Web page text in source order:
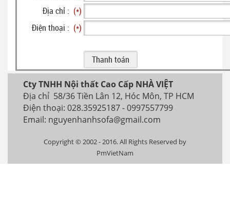
Địa chỉ : (*)
Điện thoại : (*)
Cty TNHH Nội thất Cao Cấp NHÀ VIỆT
Địa chỉ 58/36 Tiền Lân 12, Hóc Môn, TP HCM
Điện thoại: 028.35925187 - 0997557799
Email: nguyenhanhsofa@gmail.com
Copyright © 2002 - 2016. All Rights Reserved by
PmVietNam